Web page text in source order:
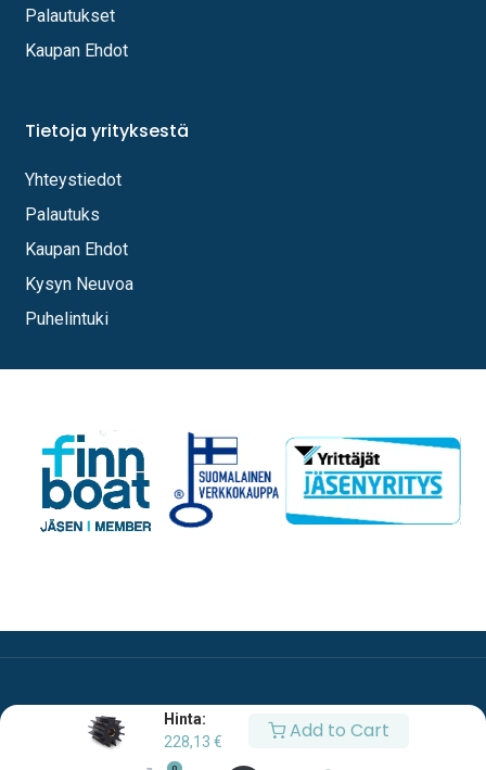
Hinta:
228,13 € Add to Cart
0
Palautukset
Kaupan Ehdot
Tietoja yrityksestä
Yhteystiedot
Palautuks
Kaupan Ehdot
Kysyn Neuvoa
Puhelintuki